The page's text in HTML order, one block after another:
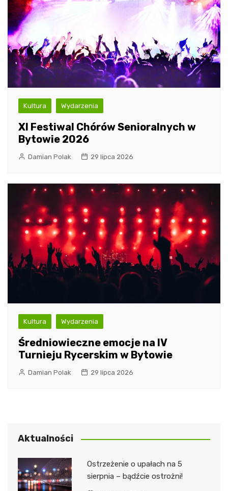
Kultura Wydarzenia
XI Festiwal Chórów Senioralnych w
Bytowie 2026
Damian Polak 29 lipca 2026
Kultura Wydarzenia
Średniowieczne emocje na IV
Turnieju Rycerskim w Bytowie
Damian Polak 29 lipca 2026
Aktualności
Ostrzeżenie o upałach na 5
sierpnia – bądźcie ostrożni!